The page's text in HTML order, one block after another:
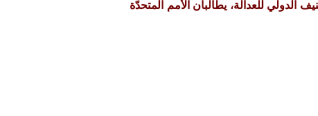
الدولي للعدالة، يطالبان الأمم المتحدّة